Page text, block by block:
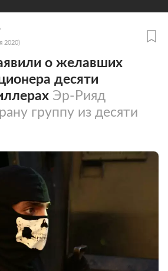
2020)
о желавших
десяти
Эр-Рияд
группу из десяти